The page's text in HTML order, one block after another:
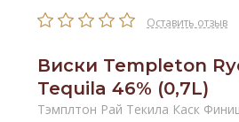
Оставить отзыв
Виски Templeton
Tequila 46% (0,7L)
Тэмплтон Рай Текила Каск